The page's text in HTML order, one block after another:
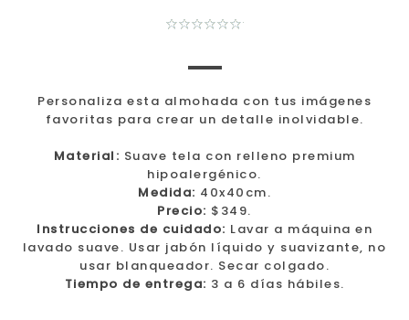
Personaliza esta almohada con tus imágenes
favoritas para crear un detalle inolvidable.
Material: Suave tela con relleno premium
hipoalergénico.
Medida: 40x40cm.
Precio: $349.
Instrucciones de cuidado: Lavar a máquina en
lavado suave. Usar jabón líquido y suavizante, no
usar blanqueador. Secar colgado.
Tiempo de entrega: 3 a 6 días hábiles.